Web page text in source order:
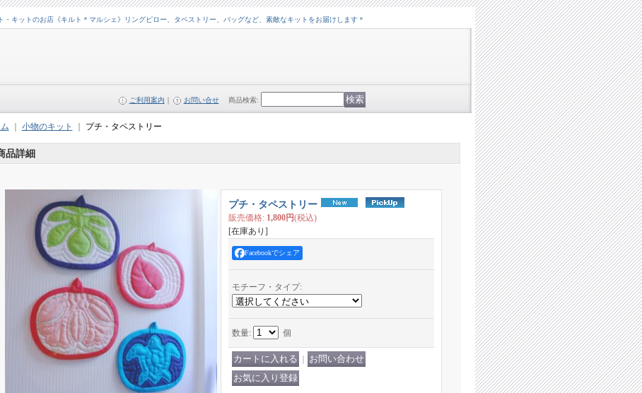
・キットのお店《キルト＊マルシェ》リングピロー、タペストリー、バッグなど、素敵なキットをお届けします＊
ご利用案内 お問い合せ 商品検索:
小物のキット プチ・タペストリー
品詳細
プチ・タペストリー
販売価格: 1,800円(税込)
[在庫あり]
Facebookでシェア
モチーフ・タイプ:
数量: 個